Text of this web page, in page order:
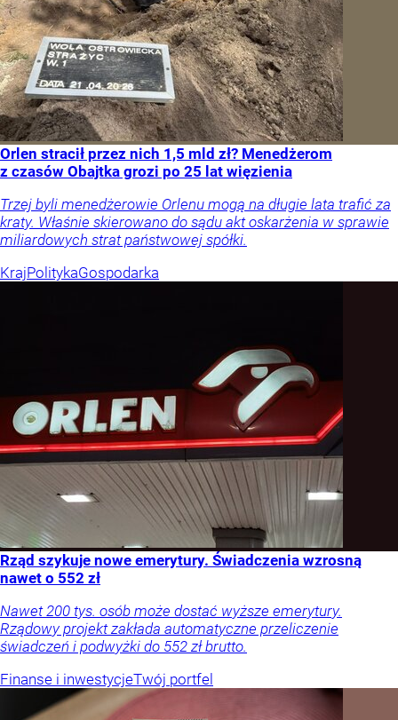
Orlen stracił przez nich 1,5 mld zł? Menedżerom
z czasów Obajtka grozi po 25 lat więzienia
Trzej byli menedżerowie Orlenu mogą na długie lata trafić za
kraty. Właśnie skierowano do sądu akt oskarżenia w sprawie
miliardowych strat państwowej spółki.
KrajPolitykaGospodarka
Rząd szykuje nowe emerytury. Świadczenia wzrosną
nawet o 552 zł
Nawet 200 tys. osób może dostać wyższe emerytury.
Rządowy projekt zakłada automatyczne przeliczenie
świadczeń i podwyżki do 552 zł brutto.
Finanse i inwestycjeTwój portfel